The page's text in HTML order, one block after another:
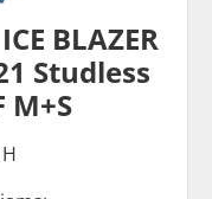
BLAZER
Studless
M+S